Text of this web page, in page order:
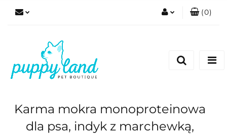
(0)
Karma mokra monoproteinowa
dla psa, indyk z marchewką,